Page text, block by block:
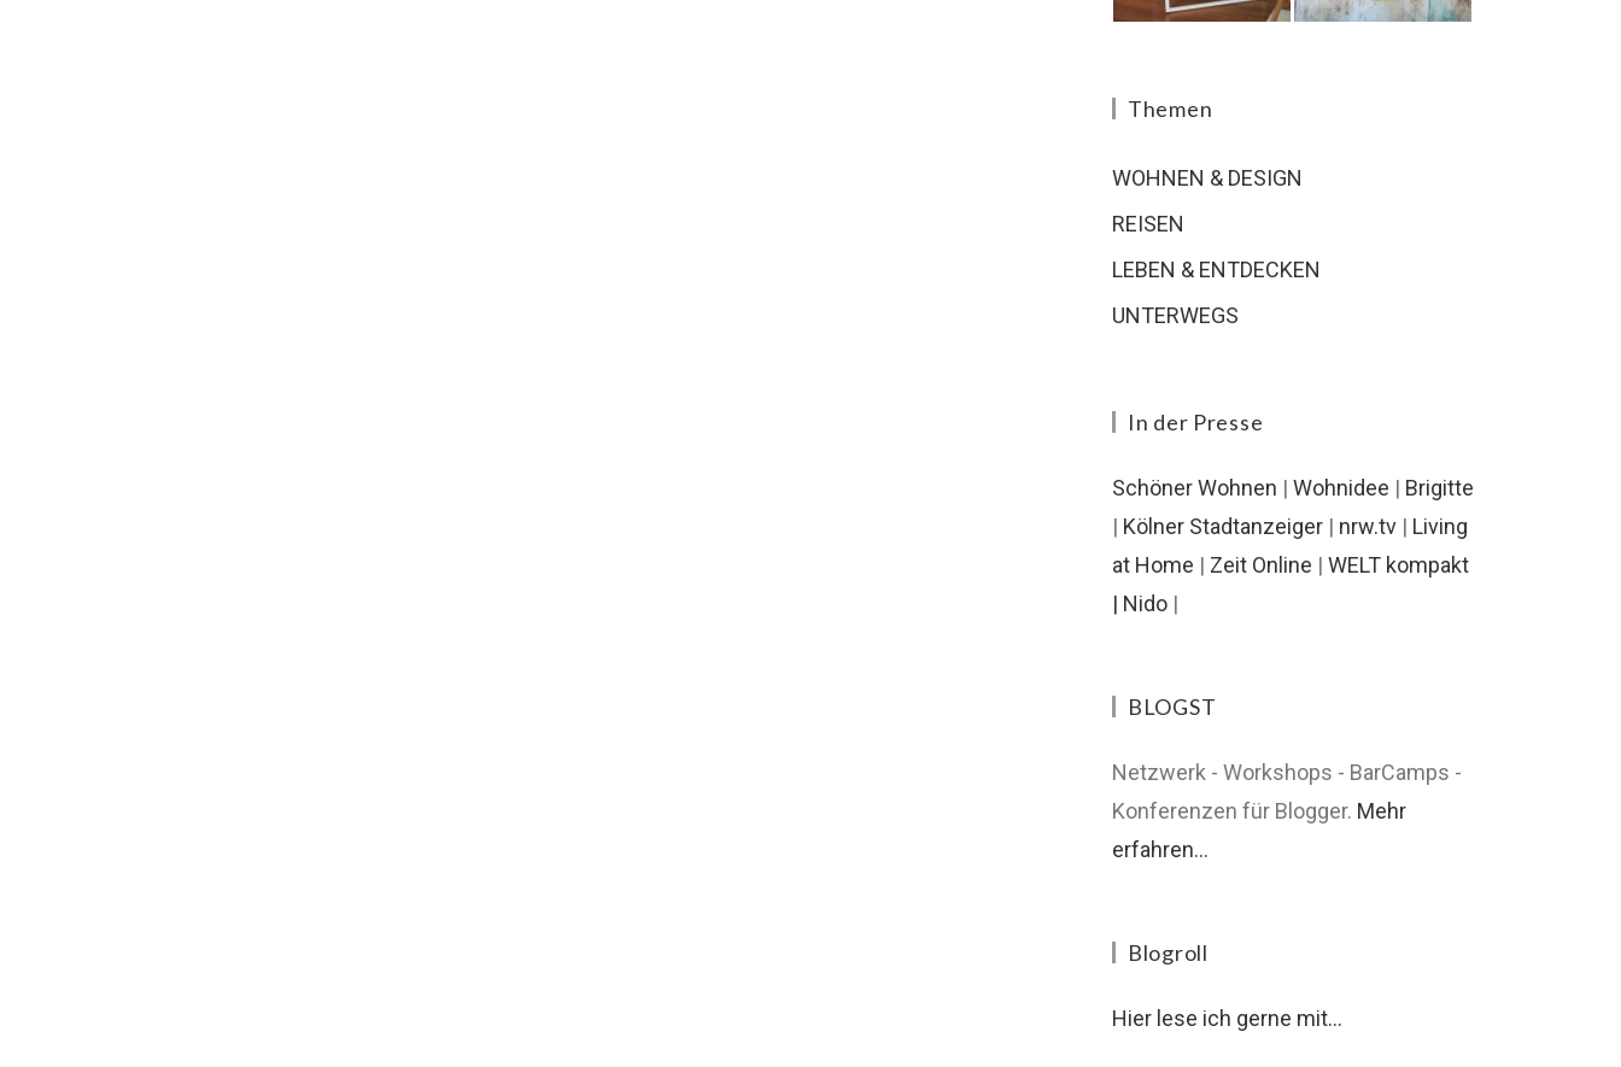
Themen
WOHNEN & DESIGN
REISEN
LEBEN & ENTDECKEN
UNTERWEGS
In der Presse
Schöner Wohnen | Wohnidee | Brigitte
| Kölner Stadtanzeiger | nrw.tv | Living
at Home | Zeit Online | WELT kompakt
| Nido |
BLOGST
Netzwerk - Workshops - BarCamps -
Konferenzen für Blogger. Mehr
erfahren...
Blogroll
Hier lese ich gerne mit...